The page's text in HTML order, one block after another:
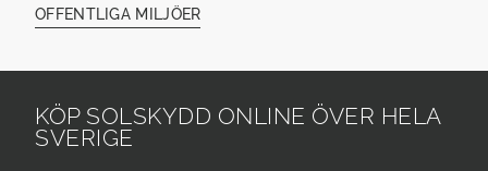
OFFENTLIGA MILJÖER
KÖP SOLSKYDD ONLINE ÖVER HELA
SVERIGE